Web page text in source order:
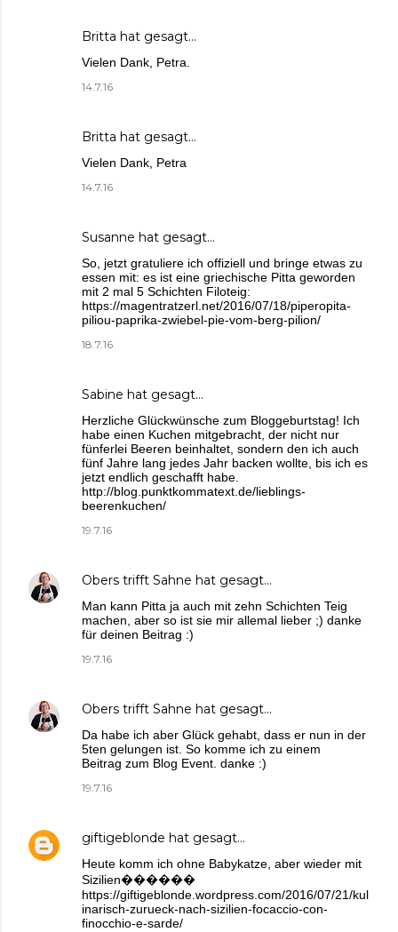
Britta hat gesagt…
Vielen Dank, Petra.
14.7.16
Britta hat gesagt…
Vielen Dank, Petra
14.7.16
Susanne hat gesagt…
So, jetzt gratuliere ich offiziell und bringe etwas zu
essen mit: es ist eine griechische Pitta geworden
mit 2 mal 5 Schichten Filoteig:
https://magentratzerl.net/2016/07/18/piperopita-
piliou-paprika-zwiebel-pie-vom-berg-pilion/
18.7.16
Sabine hat gesagt…
Herzliche Glückwünsche zum Bloggeburtstag! Ich
habe einen Kuchen mitgebracht, der nicht nur
fünferlei Beeren beinhaltet, sondern den ich auch
fünf Jahre lang jedes Jahr backen wollte, bis ich es
jetzt endlich geschafft habe.
http://blog.punktkommatext.de/lieblings-
beerenkuchen/
19.7.16
Obers trifft Sahne hat gesagt…
Man kann Pitta ja auch mit zehn Schichten Teig
machen, aber so ist sie mir allemal lieber ;) danke
für deinen Beitrag :)
19.7.16
Obers trifft Sahne hat gesagt…
Da habe ich aber Glück gehabt, dass er nun in der
5ten gelungen ist. So komme ich zu einem
Beitrag zum Blog Event. danke :)
19.7.16
giftigeblonde hat gesagt…
Heute komm ich ohne Babykatze, aber wieder mit
Sizilien������
https://giftigeblonde.wordpress.com/2016/07/21/kul
inarisch-zurueck-nach-sizilien-focaccio-con-
finocchio-e-sarde/